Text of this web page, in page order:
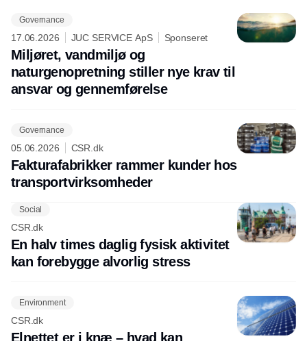
Governance
17.06.2026 JUC SERVICE ApS Sponseret
Miljøret, vandmiljø og
naturgenopretning stiller nye krav til
ansvar og gennemførelse
Governance
05.06.2026 CSR.dk
Fakturafabrikker rammer kunder hos
transportvirksomheder
Social
CSR.dk
En halv times daglig fysisk aktivitet
kan forebygge alvorlig stress
Environment
CSR.dk
Elnettet er i knæ – hvad kan